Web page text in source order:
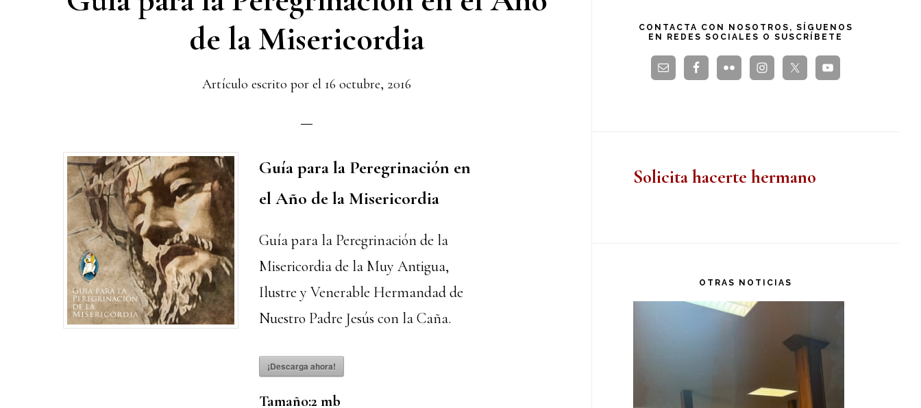
de la Misericordia
Artículo escrito por el 16 octubre, 2016
Guía para la Peregrinación en
el Año de la Misericordia
Guía para la Peregrinación de la
Misericordia de la Muy Antigua,
Ilustre y Venerable Hermandad de
Nuestro Padre Jesús con la Caña.
¡Descarga ahora!
Tamaño:2 mb
CONTACTA CON NOSOTROS, SÍGUENOS
EN REDES SOCIALES O SUSCRÍBETE
Solicita hacerte hermano
OTRAS NOTICIAS